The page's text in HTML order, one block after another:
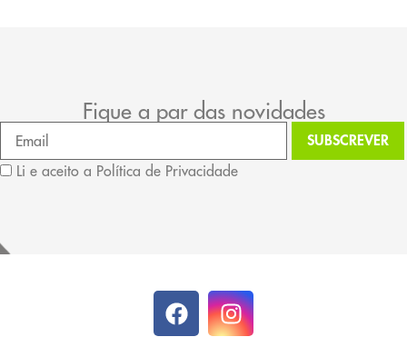
Fique a par das novidades
Li e aceito a Política de Privacidade